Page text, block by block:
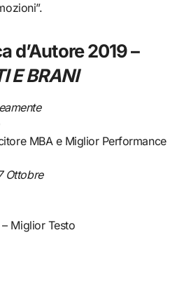
d’Autore 2019 –
E BRANI
MBA e Miglior Performance
Ottobre
Miglior Testo